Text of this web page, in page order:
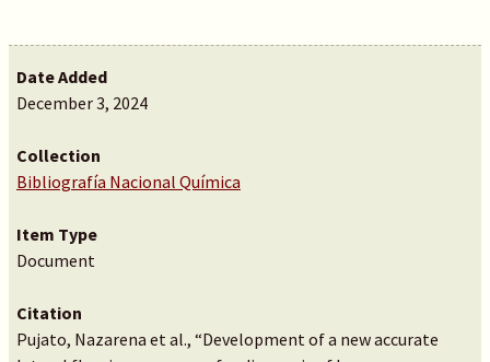
Date Added
December 3, 2024
Collection
Bibliografía Nacional Química
Item Type
Document
Citation
Pujato, Nazarena et al., “Development of a new accurate